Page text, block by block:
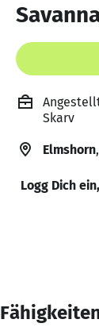
Skarv
Elmshorn
Logg Dich